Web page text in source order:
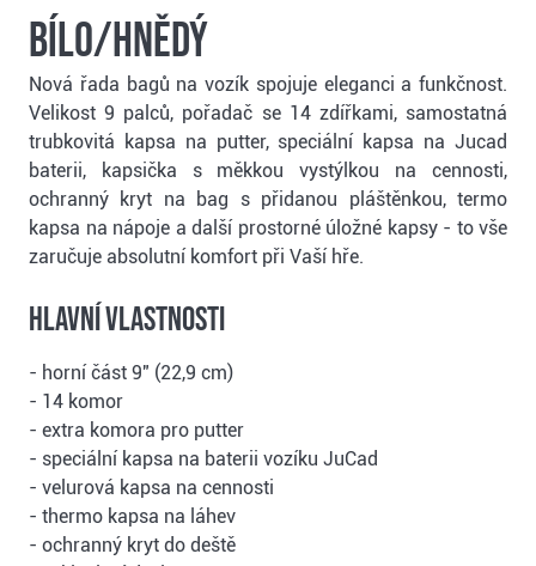
bílo/hnědý
Nová řada bagů na vozík spojuje eleganci a funkčnost.
Velikost 9 palců, pořadač se 14 zdířkami, samostatná
trubkovitá kapsa na putter, speciální kapsa na Jucad
baterii, kapsička s měkkou vystýlkou na cennosti,
ochranný kryt na bag s přidanou pláštěnkou, termo
kapsa na nápoje a další prostorné úložné kapsy - to vše
zaručuje absolutní komfort při Vaší hře.
Hlavní vlastnosti
- horní část 9" (22,9 cm)
- 14 komor
- extra komora pro putter
- speciální kapsa na baterii vozíku JuCad
- velurová kapsa na cennosti
- thermo kapsa na láhev
- ochranný kryt do deště